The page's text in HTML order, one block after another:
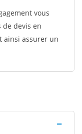
vous
devis en
ainsi assurer un